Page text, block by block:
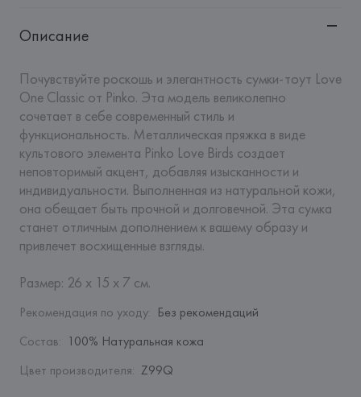
Описание
Почувствуйте роскошь и элегантность сумки-тоут Love
One Classic от Pinko. Эта модель великолепно
сочетает в себе современный стиль и
функциональность. Металлическая пряжка в виде
культового элемента Pinko Love Birds создает
неповторимый акцент, добавляя изысканности и
индивидуальности. Выполненная из натуральной кожи,
она обещает быть прочной и долговечной. Эта сумка
станет отличным дополнением к вашему образу и
привлечет восхищенные взгляды.
Размер: 26 х 15 х 7 см.
Рекомендация по уходу: Без рекомендаций
Состав: 100% Натуральная кожа
Цвет производителя: Z99Q